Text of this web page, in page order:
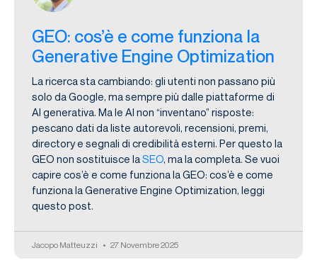
GEO: cos’è e come funziona la
Generative Engine Optimization
La ricerca sta cambiando: gli utenti non passano più
solo da Google, ma sempre più dalle piattaforme di
AI generativa. Ma le AI non “inventano” risposte:
pescano dati da liste autorevoli, recensioni, premi,
directory e segnali di credibilità esterni. Per questo la
GEO non sostituisce laSEO, ma la completa. Se vuoi
capire cos’è e come funziona la GEO: cos’è e come
funziona la Generative Engine Optimization, leggi
questo post.
Jacopo Matteuzzi 27 Novembre 2025